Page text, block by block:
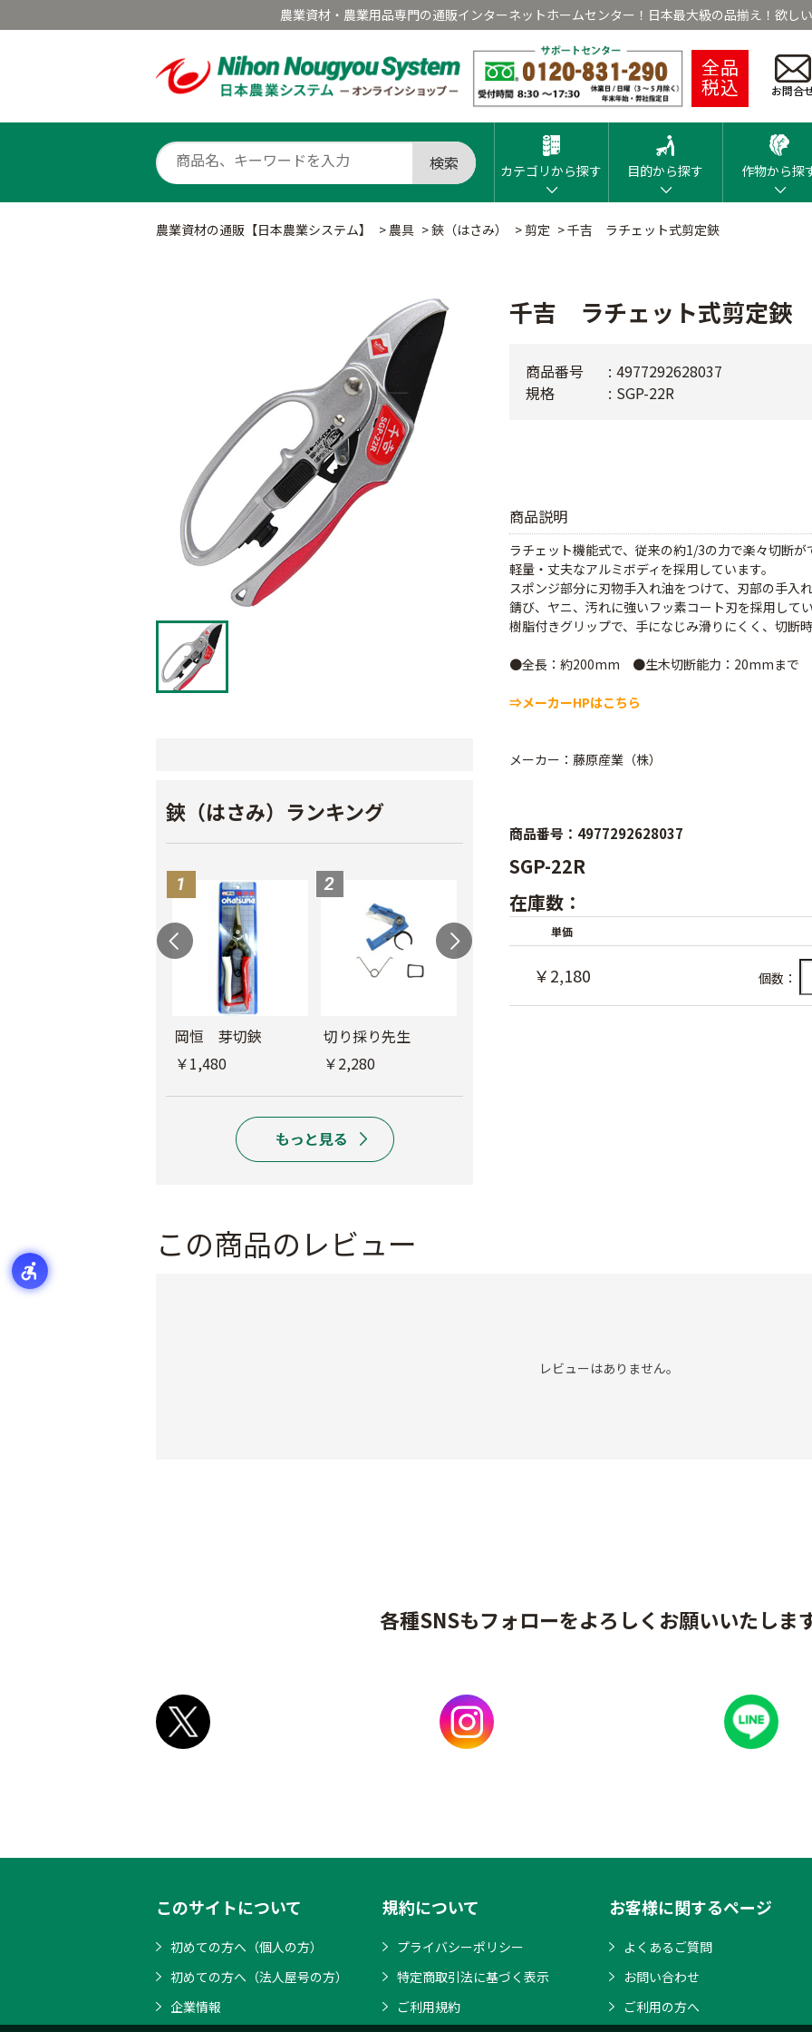
農業資材・農業用品専門の通販インターネットホームセンター！日本最大級の品揃え！欲し
全品
税込 お問合
検索 カテゴリから探す 目的から探す 作物から探
農業資材の通販【日本農業システム】 > 農具 >鋏（はさみ） > 剪定 >千吉 ラチェット式剪定鋏
鋏（はさみ）ランキング
岡恒 芽切鋏
￥1,480
切り採り先生
￥2,280
千吉 ラチェット式剪定鋏
商品説明
ラチェット機能式で、従来の約1/3の力で楽々切断が
軽量・丈夫なアルミボディを採用しています。
スポンジ部分に刃物手入れ油をつけて、刃部の手入
錆び、ヤニ、汚れに強いフッ素コート刃を採用して
樹脂付きグリップで、手になじみ滑りにくく、切断
●全長：約200mm ●生木切断能力：20mmまで
⇒メーカーHPはこちら
メーカー：藤原産業（株）
商品番号
4977292628037
規格
SGP-22R
商品番号：4977292628037
SGP-22R
在庫数：
単価
￥2,180 個数：
この商品のレビュー
レビューはありません。
各種SNSもフォローをよろしくお願いいたしま
このサイトについて
初めての方へ（個人の方）
初めての方へ（法人屋号の方）
企業情報
規約について
プライバシーポリシー
特定商取引法に基づく表示
ご利用規約
お客様に関するページ
よくあるご質問
お問い合わせ
ご利用の方へ